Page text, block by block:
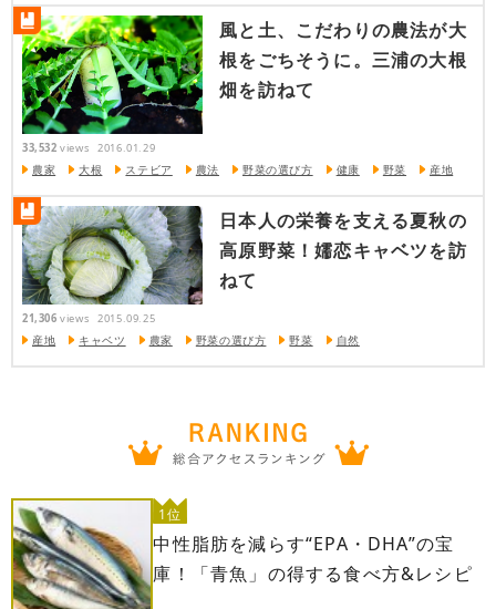
風と土、こだわりの農法が大
根をごちそうに。三浦の大根
畑を訪ねて
33,532 views 2016.01.29
農家 大根 ステビア 農法 野菜の選び方 健康 野菜 産地
日本人の栄養を支える夏秋の
高原野菜！嬬恋キャベツを訪
ねて
21,306 views 2015.09.25
産地 キャベツ 農家 野菜の選び方 野菜 自然
1位
中性脂肪を減らす“EPA・DHA”の宝
庫！「青魚」の得する食べ方&レシピ